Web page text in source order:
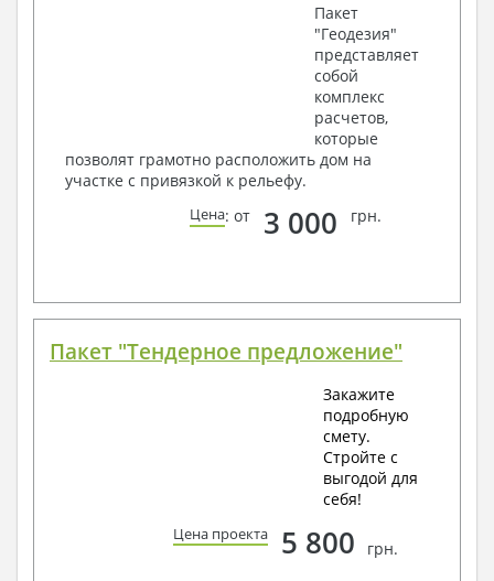
Пакет
"Геодезия"
представляет
собой
комплекс
расчетов,
которые
позволят грамотно расположить дом на
участке с привязкой к рельефу.
Цена: от 3 000 грн.
Пакет "Тендерное предложение"
Закажите
подробную
смету.
Стройте с
выгодой для
себя!
Цена проекта 5 800 грн.